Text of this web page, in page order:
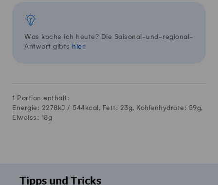
Was koche ich heute? Die Saisonal-und-regional-
Antwort gibts hier.
1 Portion enthält:
Energie: 2278kJ / 544 kcal, Fett: 23g, Kohlenhydrate: 59g,
Eiweiss: 18g
Tipps und Tricks